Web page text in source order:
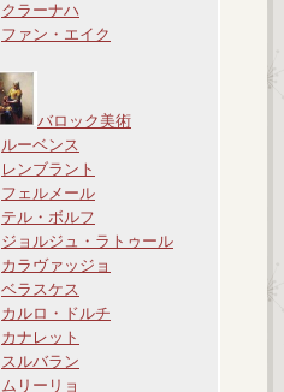
クラーナハ
ファン・エイク
バロック美術
ルーベンス
レンブラント
フェルメール
テル・ボルフ
ジョルジュ・ラトゥール
カラヴァッジョ
ベラスケス
カルロ・ドルチ
カナレット
スルバラン
ムリーリョ